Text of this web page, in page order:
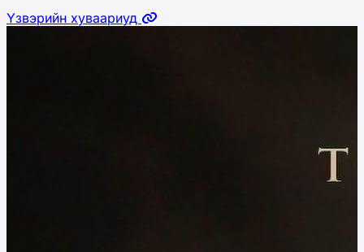
Үзвэрийн хуваариуд